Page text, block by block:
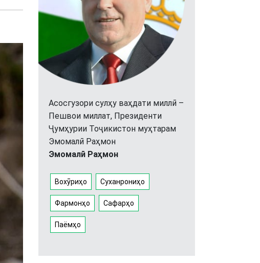
Асосгузори сулҳу ваҳдати миллӣ –
Пешвои миллат, Президенти
Ҷумҳурии Тоҷикистон муҳтарам
Эмомалӣ Раҳмон
Эмомалӣ Раҳмон
Вохӯриҳо Суханрониҳо
Фармонҳо Сафарҳо
Паёмҳо